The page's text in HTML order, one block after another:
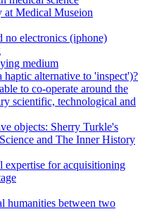
at Medical Museion
no electronics (iphone)
medium
alternative to 'inspect')?
to co-operate around the
scientific, technological and
objects: Sherry Turkle's
and The Inner History
expertise for acquisitioning
humanities between two